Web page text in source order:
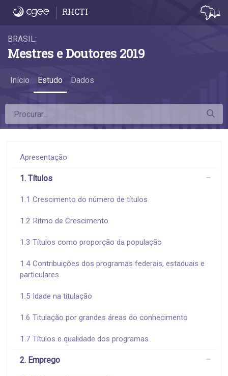
1.1 Crescimento do número de títulos -
RHCTI
BRASIL:
Mestres e Doutores 2019
Início Estudo Dados
Apresentação
1. Títulos
1.1 Crescimento do número de títulos
1.2 Ritmo de Crescimento
1.3 Títulos como proporção da população
1.4 Contribuições dos programas federais, estaduais e
particulares
1.5 Idade na titulação
1.6 Titulação por grandes áreas do conhecimento
1.7 Títulos e qualidade dos programas
2. Emprego